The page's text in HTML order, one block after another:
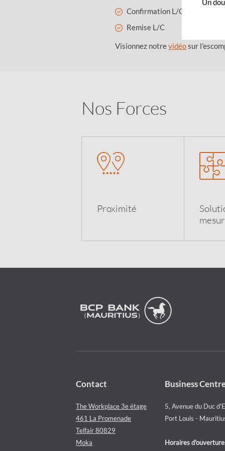
Confirmation L/C
Remise L/C
Visionnez notrevidéosur
Nos Forces
Proximité
Un
Contact
The Workplace 3e étage
461 La Promenade
Telfair 80829
Moka
Business
5, Avenue du Duc
Port Louis -
Horaires